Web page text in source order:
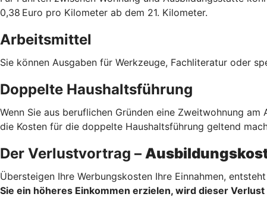
0,38 Euro pro Kilometer ab dem 21. Kilometer.
Arbeitsmittel
Sie können Ausgaben für Werkzeuge, Fachliteratur oder
Doppelte Haushaltsführung
Wenn Sie aus beruflichen Gründen eine Zweitwohnung
die Kosten für die doppelte Haushaltsführung geltend
Der Verlustvortrag –
Übersteigen Ihre Werbungskosten Ihre Einnahmen,
Sie ein höheres Einkommen erzielen, wird dieser